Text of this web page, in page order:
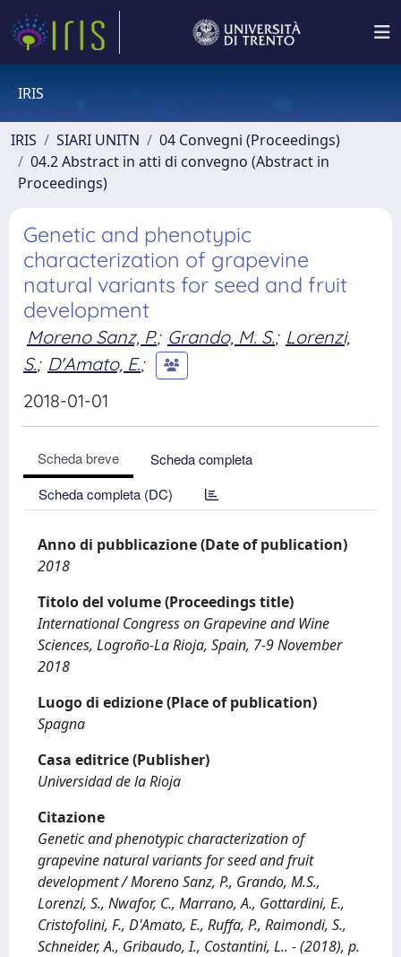
IRIS
IRIS SIARI UNITN
04 Convegni (Proceedings)
04.2 Abstract in atti di convegno (Abstract in
Proceedings)
Genetic and phenotypic
characterization of grapevine
natural variants for seed and fruit
development
Moreno Sanz, P.; Grando, M. S.; Lorenzi,
S.; D'Amato, E.;
2018-01-01
Scheda breve
Scheda completa
Scheda completa (DC)
Anno di pubblicazione (Date of publication)
2018
Titolo del volume (Proceedings title)
International Congress on Grapevine and Wine
Sciences, Logroño-La Rioja, Spain, 7-9 November
2018
Luogo di edizione (Place of publication)
Spagna
Casa editrice (Publisher)
Universidad de la Rioja
Citazione
Genetic and phenotypic characterization of
grapevine natural variants for seed and fruit
development / Moreno Sanz, P., Grando, M.S.,
Lorenzi, S., Nwafor, C., Marrano, A., Gottardini, E.,
Cristofolini, F., D'Amato, E., Ruffa, P., Raimondi, S.,
Schneider, A., Gribaudo, I., Costantini, L.. - (2018), p.